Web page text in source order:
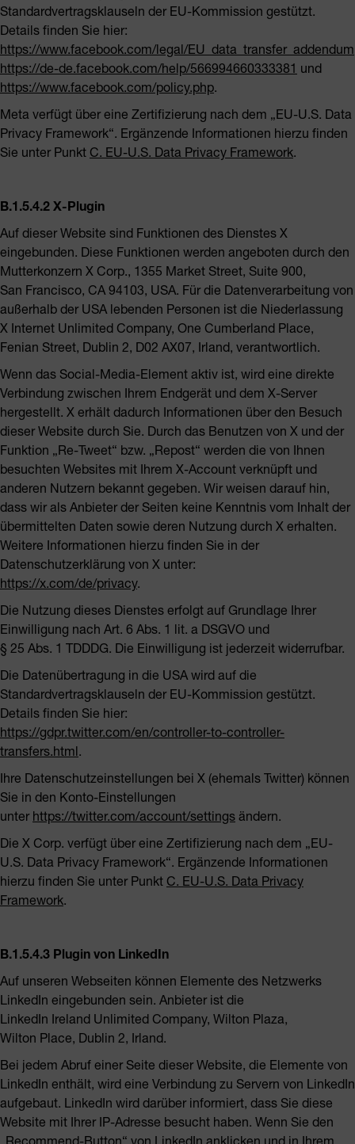
Standardvertragsklauseln der EU-Kommission gestützt.
Details finden Sie hier:
https://www.facebook.com/legal/EU_data_transfer_addendum
https://de-de.facebook.com/help/566994660333381 und
https://www.facebook.com/policy.php.
Meta verfügt über eine Zertifizierung nach dem „EU-U.S. Data
Privacy Framework“. Ergänzende Informationen hierzu finden
Sie unter Punkt C. EU-U.S. Data Privacy Framework.
B.1.5.4.2 X-Plugin
Auf dieser Website sind Funktionen des Dienstes X
eingebunden. Diese Funktionen werden angeboten durch den
Mutterkonzern X Corp., 1355 Market Street, Suite 900,
San Francisco, CA 94103, USA. Für die Datenverarbeitung von
außerhalb der USA lebenden Personen ist die Niederlassung
X Internet Unlimited Company, One Cumberland Place,
Fenian Street, Dublin 2, D02 AX07, Irland, verantwortlich.
Wenn das Social-Media-Element aktiv ist, wird eine direkte
Verbindung zwischen Ihrem Endgerät und dem X-Server
hergestellt. X erhält dadurch Informationen über den Besuch
dieser Website durch Sie. Durch das Benutzen von X und der
Funktion „Re-Tweet“ bzw. „Repost“ werden die von Ihnen
besuchten Websites mit Ihrem X-Account verknüpft und
anderen Nutzern bekannt gegeben. Wir weisen darauf hin,
dass wir als Anbieter der Seiten keine Kenntnis vom Inhalt der
übermittelten Daten sowie deren Nutzung durch X erhalten.
Weitere Informationen hierzu finden Sie in der
Datenschutzerklärung von X unter:
https://x.com/de/privacy.
Die Nutzung dieses Dienstes erfolgt auf Grundlage Ihrer
Einwilligung nach Art. 6 Abs. 1 lit. a DSGVO und
§ 25 Abs. 1 TDDDG. Die Einwilligung ist jederzeit widerrufbar.
Die Datenübertragung in die USA wird auf die
Standardvertragsklauseln der EU-Kommission gestützt.
Details finden Sie hier:
https://gdpr.twitter.com/en/controller-to-controller-
transfers.html.
Ihre Datenschutzeinstellungen bei X (ehemals Twitter) können
Sie in den Konto-Einstellungen
unter https://twitter.com/account/settings ändern.
Die X Corp. verfügt über eine Zertifizierung nach dem „EU-
U.S. Data Privacy Framework“. Ergänzende Informationen
hierzu finden Sie unter Punkt C. EU-U.S. Data Privacy
Framework.
B.1.5.4.3 Plugin von LinkedIn
Auf unseren Webseiten können Elemente des Netzwerks
LinkedIn eingebunden sein. Anbieter ist die
LinkedIn Ireland Unlimited Company, Wilton Plaza,
Wilton Place, Dublin 2, Irland.
Bei jedem Abruf einer Seite dieser Website, die Elemente von
LinkedIn enthält, wird eine Verbindung zu Servern von LinkedIn
aufgebaut. LinkedIn wird darüber informiert, dass Sie diese
Website mit Ihrer IP-Adresse besucht haben. Wenn Sie den
„Recommend-Button“ von LinkedIn anklicken und in Ihrem